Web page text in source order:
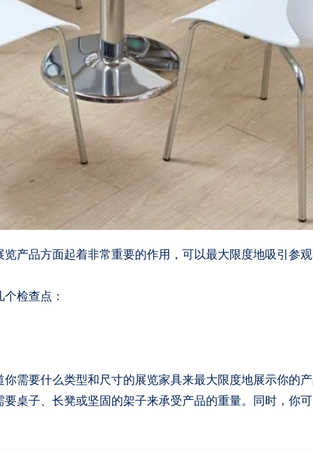
览产品方面起着非常重要的作用，可以最大限度地吸引参
检查点：
需要什么类型和尺寸的展览家具来最大限度地展示你的
桌子、长凳或坚固的架子来承受产品的重量。同时，你